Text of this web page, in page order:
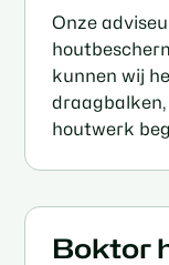
Onze
kunnen wij
houtwerk
Boktor